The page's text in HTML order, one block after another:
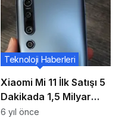
Xiaomi Mi 11 İlk Satışı 5
Dakikada 1,5 Milyar
Yuan’ı Aştı !
Teknoloji Haberleri
6 yıl önce